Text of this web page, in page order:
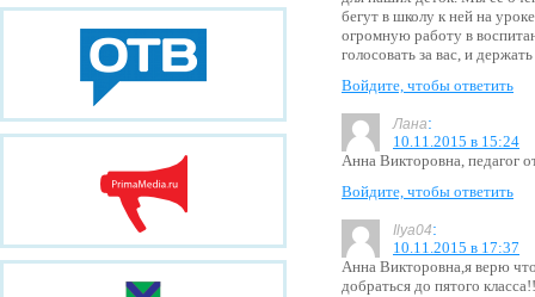
бегут в школу к ней на
огромную работу в
голосовать за вас, и
Войдите, чтобы ответить
Лана:
10.11.2015 в 15:24
Анна Викторовна, педагог
Войдите, чтобы ответить
Ilya04:
10.11.2015 в 17:37
Анна Викторовна,я верю
добраться до пятого